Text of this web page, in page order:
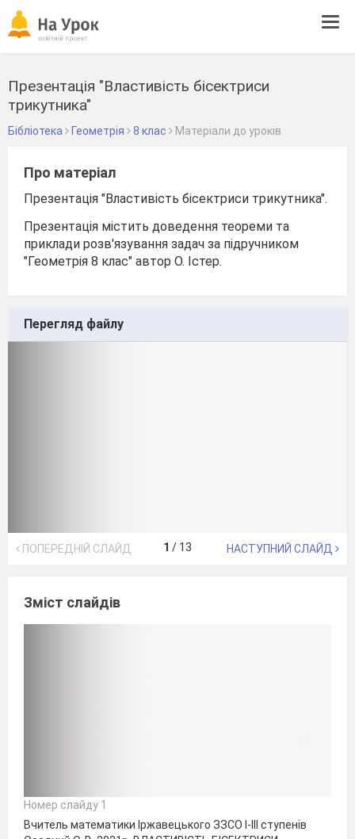
Презентація "Властивість бісектриси
трикутника"
Бібліотека Геометрія 8 клас Матеріали до уроків
Про матеріал
Презентація "Властивість бісектриси трикутника".
Презентація містить доведення теореми та
приклади розв'язування задач за підручником
"Геометрія 8 клас" автор О. Істер.
Перегляд файлу
ПОПЕРЕДНІЙ СЛАЙД 1 / 13 НАСТУПНИЙ СЛАЙД
Зміст слайдів
Номер слайду 1
Вчитель математики Іржавецького ЗЗСО І-ІІІ ступенів